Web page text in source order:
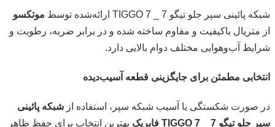
شبکه پائینی سپر جلو تیگو 7 _ TIGGO 7 ارائه‌شده توسط
موتکسو
از متریال باکیفیت و مقاوم ساخته شده و در برابر ضربه، رطوبت و
شرایط آب‌وهوایی مختلف دوام بالایی دارد.
انتخابی مطمئن برای جایگزینی قطعه آسیب‌دیده
در صورت شکستگی یا آسیب شبکه سپر، استفاده از شبکه پائینی
سپر جلو تیگو 7 _ TIGGO 7 فابریک
بهترین انتخاب برای حفظ ظاهر